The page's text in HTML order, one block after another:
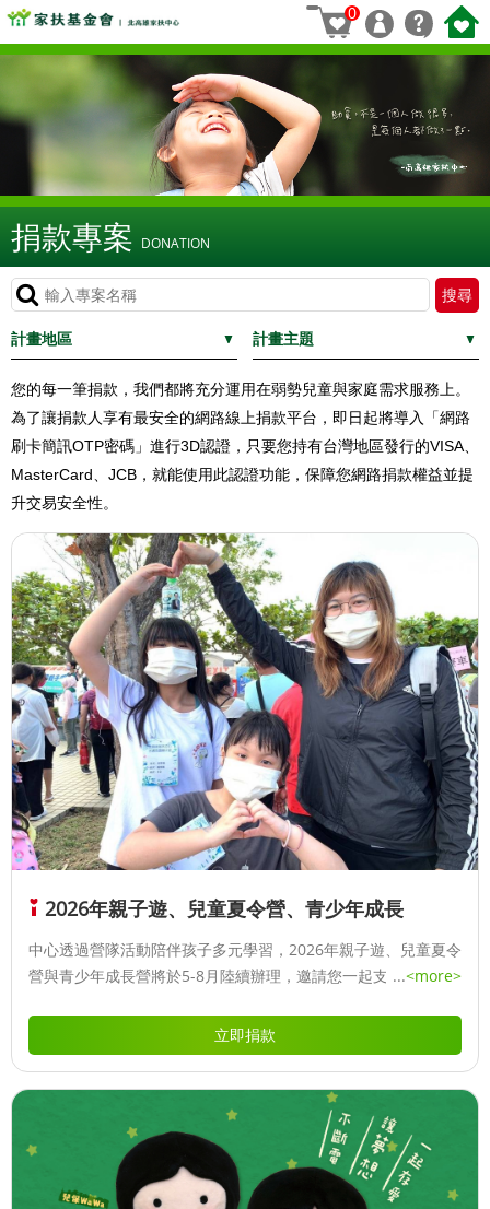
0
捐款專案 DONATION
計畫地區 計畫主題
您的每一筆捐款，我們都將充分運用在弱勢兒童與家庭需求服務上。
為了讓捐款人享有最安全的網路線上捐款平台，即日起將導入「網路
刷卡簡訊OTP密碼」進行3D認證，只要您持有台灣地區發行的VISA、
MasterCard、JCB，就能使用此認證功能，保障您網路捐款權益並提
升交易安全性。
2026年親子遊、兒童夏令營、青少年成長
中心透過營隊活動陪伴孩子多元學習，2026年親子遊、兒童夏令
營與青少年成長營將於5-8月陸續辦理，邀請您一起支持！
...<more>
立即捐款